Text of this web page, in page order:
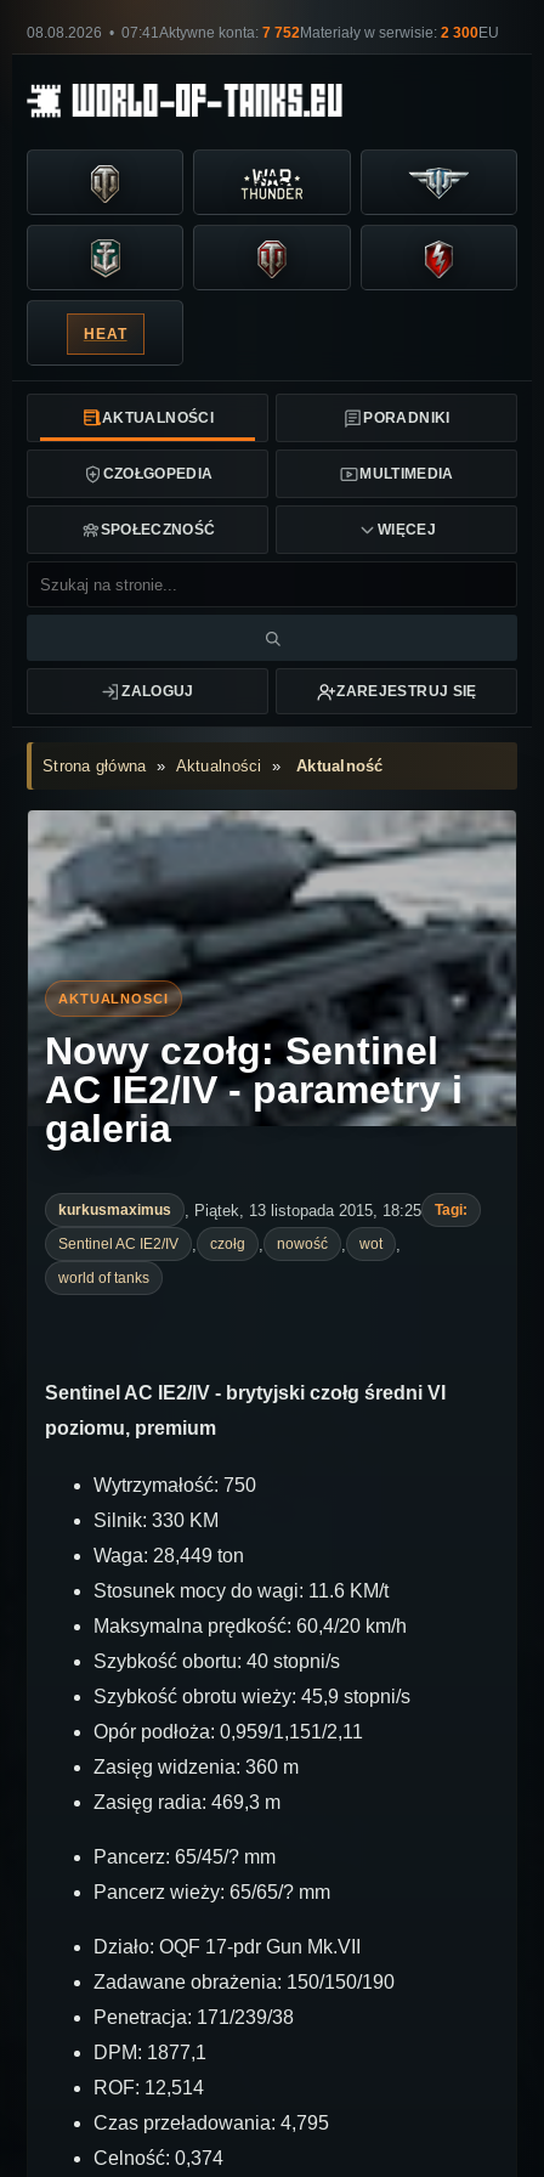
08.08.2026 • 07:41Aktywne konta: 7 752Materiały w serwisie: 2 300EU
HEAT
AKTUALNOŚCI PORADNIKI
CZOŁGOPEDIA MULTIMEDIA
SPOŁECZNOŚĆ WIĘCEJ
ZALOGUJ ZAREJESTRUJ SIĘ
Strona główna» Aktualności »Aktualność
Nowy czołg: Sentinel
AC IE2/IV - parametry i
galeria
kurkusmaximus , Piątek, 13 listopada 2015, 18:25
Tagi:
Sentinel AC IE2/IV
czołg nowość wot
world of tanks
Sentinel AC IE2/IV - brytyjski czołg średni VI
poziomu, premium
Wytrzymałość: 750
Silnik: 330 KM
Waga: 28,449 ton
Stosunek mocy do wagi: 11.6 KM/t
Maksymalna prędkość: 60,4/20 km/h
Szybkość obortu: 40 stopni/s
Szybkość obrotu wieży: 45,9 stopni/s
Opór podłoża: 0,959/1,151/2,11
Zasięg widzenia: 360 m
Zasięg radia: 469,3 m
Pancerz: 65/45/? mm
Pancerz wieży: 65/65/? mm
Działo: OQF 17-pdr Gun Mk.VII
Zadawane obrażenia: 150/150/190
Penetracja: 171/239/38
DPM: 1877,1
ROF: 12,514
Czas przeładowania: 4,795
Celność: 0,374